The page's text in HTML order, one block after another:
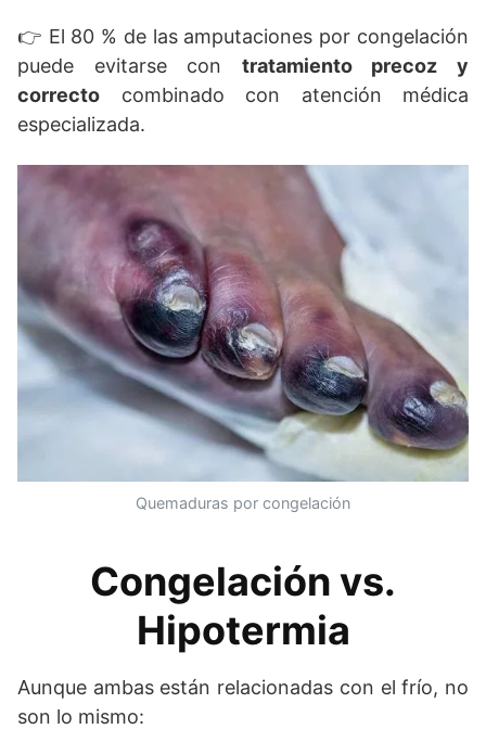
👉 El 80 % de las amputaciones por congelación
puede evitarse con tratamiento precoz y
correcto combinado con atención médica
especializada.
Quemaduras por congelación
Congelación vs.
Hipotermia
Aunque ambas están relacionadas con el frío, no
son lo mismo: